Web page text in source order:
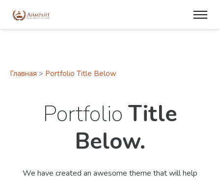
Главная > Portfolio Title Below
Portfolio Title
Below.
We have created an awesome theme that will help